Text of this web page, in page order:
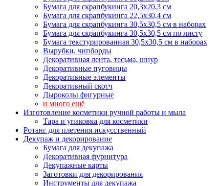
Бумага для скрапбукинга 20,3х20,3 см
Бумага для скрапбукинга 22,5х30,4 см
Бумага для скрапбукинга 30,5х30,5 см в наборах
Бумага для скрапбукинга 30,5х30,5 см по листу
Бумага текстурированная 30,5х30,5 см в наборах
Вырубки, чипборды
Декоративная лента, тесьма, шнур
Декоративные пуговицы
Декоративные элементы
Декоративный скотч
Дыроколы фигурные
и много ещё
Изготовление косметики ручной работы и мыла
Тара и упаковка для косметики
Ротанг для плетения искусственный
Декупаж и декорирование
Бумага для декупажа
Декоративная фурнитура
Декупажные карты
Заготовки для декорирования
Инструменты для декупажа